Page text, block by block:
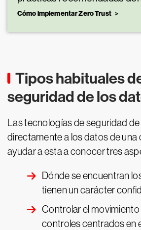
Cómo implementar Zero Trust
Tipos habituales
seguridad de los
Las tecnologías de seguridad
directamente a los datos de una
ayudar a esta a conocer tres
Dónde se encuentran
tienen un carácter
Controlar el
controles centrados en